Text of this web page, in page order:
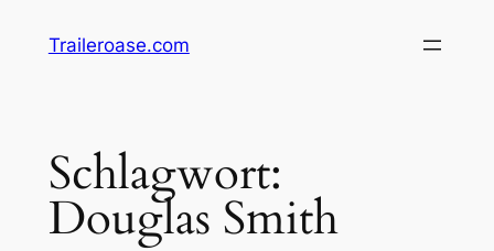
InhaltTraileroase.com
Schlagwort:
Douglas Smith